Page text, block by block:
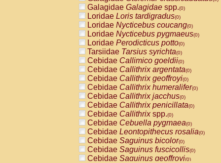
Galagidae Galagidae spp.(0)
Loridae Loris tardigradus(0)
Loridae Nycticebus coucang(0)
Loridae Nycticebus pygmaeus(0)
Loridae Perodicticus potto(0)
Tarsiidae Tarsius syrichta(0)
Cebidae Callimico goeldii(0)
Cebidae Callithrix argentata(0)
Cebidae Callithrix geoffroyi(0)
Cebidae Callithrix humeralifer(0)
Cebidae Callithrix jacchus(0)
Cebidae Callithrix penicillata(0)
Cebidae Callithrixspp.(0)
Cebidae Cebuella pygmaea(0)
Cebidae Leontopithecus rosalia(0)
Cebidae Saguinus bicolor(0)
Cebidae Saguinus fuscicollis(0)
Cebidae Saguinus geoffroyi(0)